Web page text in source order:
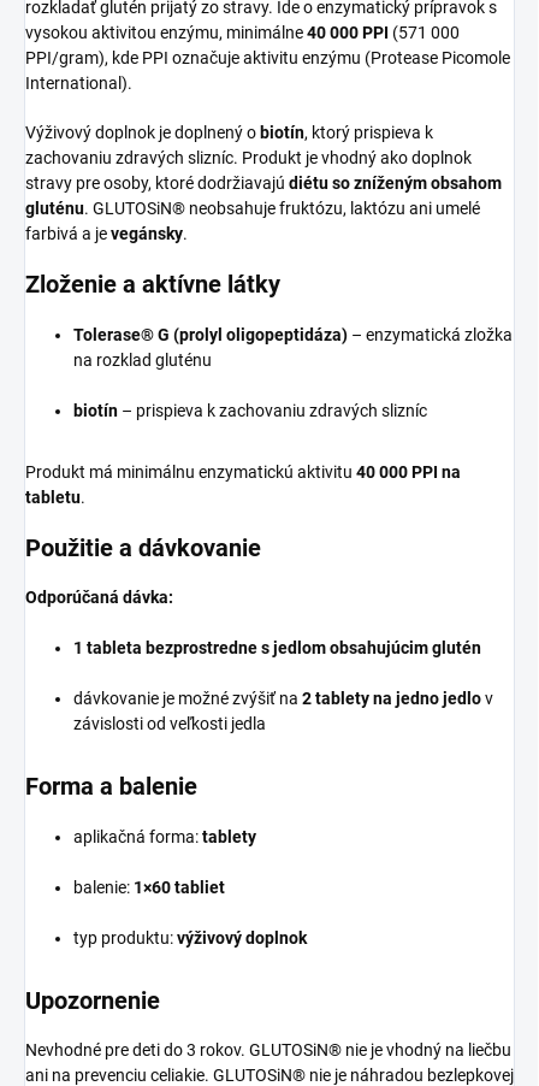
rozkladať glutén prijatý zo stravy. Ide o enzymatický prípravok s
vysokou aktivitou enzýmu, minimálne40 000 PPI (571 000
PPI/gram), kde PPI označuje aktivitu enzýmu (Protease Picomole
International).
Výživový doplnok je doplnený o biotín, ktorý prispieva k
zachovaniu zdravých slizníc. Produkt je vhodný ako doplnok
stravy pre osoby, ktoré dodržiavajú diétu so zníženým obsahom
gluténu. GLUTOSiN® neobsahuje fruktózu, laktózu ani umelé
farbivá a jevegánsky.
Zloženie a aktívne látky
Tolerase® G (prolyl oligopeptidáza) – enzymatická zložka
na rozklad gluténu
biotín – prispieva k zachovaniu zdravých slizníc
Produkt má minimálnu enzymatickú aktivitu 40 000 PPI na
tabletu.
Použitie a dávkovanie
Odporúčaná dávka:
1 tableta bezprostredne s jedlom obsahujúcim glutén
dávkovanie je možné zvýšiť na 2 tablety na jedno jedlov
závislosti od veľkosti jedla
Forma a balenie
aplikačná forma:tablety
balenie: 1×60 tabliet
typ produktu:výživový doplnok
Upozornenie
Nevhodné pre deti do 3 rokov. GLUTOSiN® nie je vhodný na liečbu
ani na prevenciu celiakie. GLUTOSiN® nie je náhradou bezlepkovej